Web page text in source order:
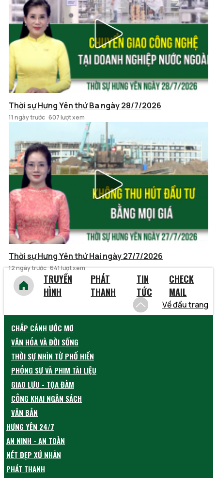
Thời sự Hưng Yên thứ Ba ngày 28/7/2026
11 ngày trước 607 lượt xem
Thời sự Hưng Yên thứ Hai ngày 27/7/2026
12 ngày trước 641 lượt xem
TRUYỀN
HÌNH
PHÁT
THANH
TIN
TỨC
CHECK
MAIL
Về đầu trang
CHẮP CÁNH ƯỚC MƠ
VĂN HÓA VÀ ĐỜI SỐNG
THỜI SỰ NHÌN TỪ PHỐ HIẾN
PHÓNG SỰ VÀ PHIM TÀI LIỆU
GIAO LƯU - TỌA ĐÀM
CÔNG KHAI NGÂN SÁCH
VĂN BẢN
HƯNG YÊN 24/7
AN NINH - AN TOÀN
NÉT ĐẸP XỨ NHÃN
PHÁT THANH